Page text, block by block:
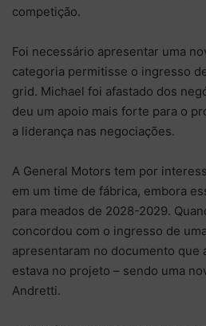
competição.
Foi necessário apresentar uma
categoria permitisse o ingresso
grid. Michael foi afastado dos
deu um apoio mais forte para o
a liderança nas negociações.
A General Motors tem por
em um time de fábrica, embora
para meados de 2028-2029.
concordou com o ingresso de
apresentaram no documento que
estava no projeto – sendo uma
Andretti.